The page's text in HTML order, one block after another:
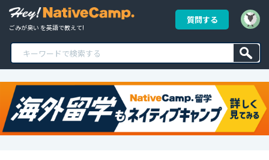
ごみが臭い を英語で教えて!
質問する